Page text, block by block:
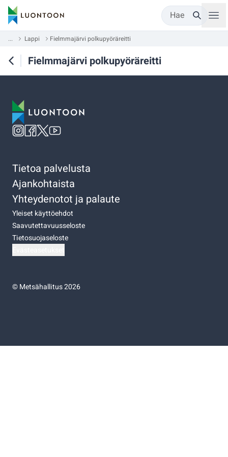
Hae
... Lappi Fielmmajärvi polkupyöräreitti
Fielmmajärvi polkupyöräreitti
Tietoa palvelusta
Ajankohtaista
Yhteydenotot ja palaute
Yleiset käyttöehdot
Saavutettavuusseloste
Tietosuojaseloste
©Metsähallitus 2026